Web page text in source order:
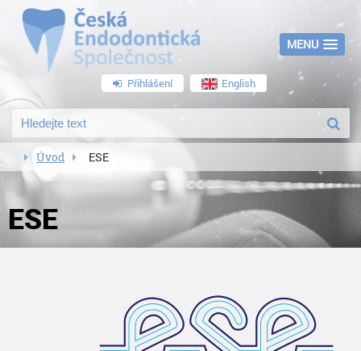
Přihlášení English
MENU
Úvod ESE
ESE